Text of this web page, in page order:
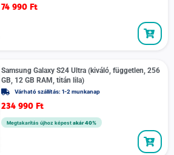
74 990 Ft
Samsung Galaxy S24 Ultra (kiváló, független, 256
GB, 12 GB RAM, titán lila)
Várható szállítás: 1-2 munkanap
234 990 Ft
Megtakarítás újhoz képest akár 40%